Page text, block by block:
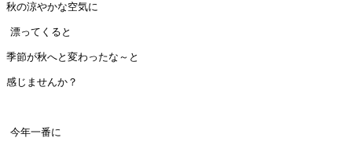
秋の涼やかな空気に
漂ってくると
季節が秋へと変わったな～と
感じませんか？
今年一番に